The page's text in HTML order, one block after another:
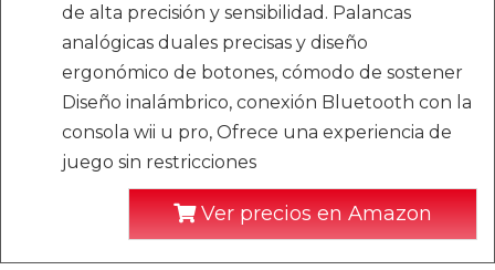
de alta precisión y sensibilidad. Palancas
analógicas duales precisas y diseño
ergonómico de botones, cómodo de sostener
Diseño inalámbrico, conexión Bluetooth con la
consola wii u pro, Ofrece una experiencia de
juego sin restricciones
Ver precios en Amazon